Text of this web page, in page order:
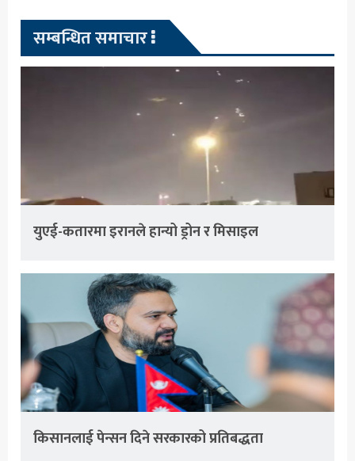
सम्बन्धित समाचार
युएई-कतारमा इरानले हान्यो ड्रोन र मिसाइल
किसानलाई पेन्सन दिने सरकारको प्रतिबद्धता